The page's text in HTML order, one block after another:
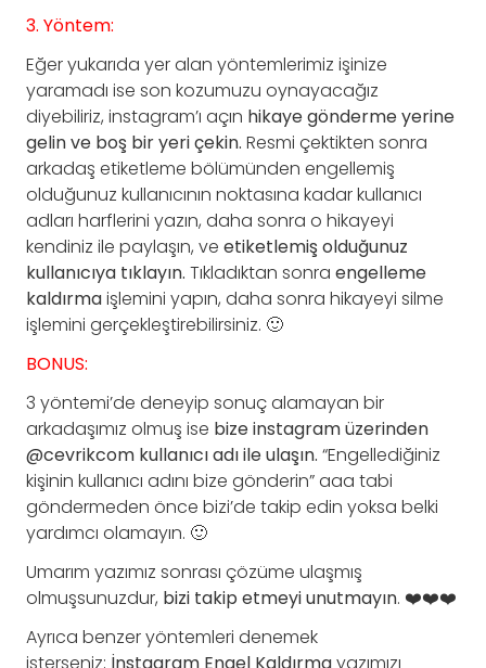
3. Yöntem:
Eğer yukarıda yer alan yöntemlerimiz işinize
yaramadı ise son kozumuzu oynayacağız
diyebiliriz, instagram’ı açın hikaye gönderme yerine
gelin ve boş bir yeri çekin. Resmi çektikten sonra
arkadaş etiketleme bölümünden engellemiş
olduğunuz kullanıcının noktasına kadar kullanıcı
adları harflerini yazın, daha sonra o hikayeyi
kendiniz ile paylaşın, ve etiketlemiş olduğunuz
kullanıcıya tıklayın. Tıkladıktan sonra engelleme
kaldırmaişlemini yapın, daha sonra hikayeyi silme
işlemini gerçekleştirebilirsiniz. 🙂
BONUS:
3 yöntemi’de deneyip sonuç alamayan bir
arkadaşımız olmuş ise bize instagram üzerinden
@cevrikcom kullanıcı adı ile ulaşın. “Engellediğiniz
kişinin kullanıcı adını bize gönderin” aaa tabi
göndermeden önce bizi’de takip edin yoksa belki
yardımcı olamayın. 🙂
Umarım yazımız sonrası çözüme ulaşmış
olmuşsunuzdur, bizi takip etmeyi unutmayın. ❤️❤️❤️
Ayrıca benzer yöntemleri denemek